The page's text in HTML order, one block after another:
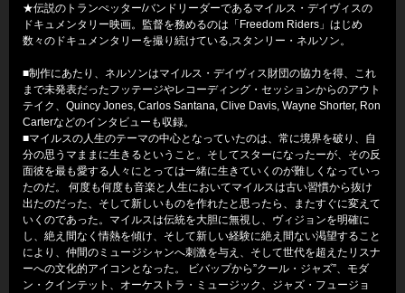
★伝説のトランぺッター/バンドリーダーであるマイルス・デイヴィスの
ドキュメンタリー映画。監督を務めるのは「Freedom Riders」はじめ
数々のドキュメンタリーを撮り続けている,スタンリー・ネルソン。
■制作にあたり、ネルソンはマイルス・デイヴィス財団の協力を得、これ
まで未発表だったフッテージやレコーディング・セッションからのアウト
テイク、Quincy Jones, Carlos Santana, Clive Davis, Wayne Shorter, Ron
Carterなどのインタビューも収録。
■マイルスの人生のテーマの中心となっていたのは、常に境界を破り、自
分の思うマままに生きるということ。そしてスターになったーが、その反
面彼を最も愛する人々にとっては一緒に生きていくのが難しくなっていっ
たのだ。 何度も何度も音楽と人生においてマイルスは古い習慣から抜け
出たのだった、そして新しいものを作れたと思ったら、またすぐに変えて
いくのであった。マイルスは伝統を大胆に無視し、ヴィジョンを明確に
し、絶え間なく情熱を傾け、そして新しい経験に絶え間ない渇望すること
により、仲間のミュージシャンへ刺激を与え、そして世代を超えたリスナ
ーへの文化的アイコンとなった。 ビバップから”クール・ジャズ”、モダ
ン・クインテット、オーケストラ・ミュージック、ジャズ・フュージョ